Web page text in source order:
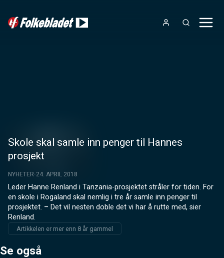
Skole skal samle inn penger til Hannes
prosjekt
NYHETER 24. APRIL 2018
Leder Hanne Renland i Tanzania-prosjektet stråler for tiden. For
en skole i Rogaland skal nemlig i tre år samle inn penger til
prosjektet. – Det vil nesten doble det vi har å rutte med, sier
Renland.
Artikkelen er mer enn 8 år gammel
Se også